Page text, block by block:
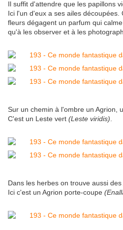
Il suffit d'attendre que les papillons
Ici l'un d'eux a ses ailes découpées.
fleurs dégagent un parfum qui
qu'à les observer et à les
Sur un chemin à l'ombre un Agrion,
C'est un Leste vert (Leste viridis)
Dans les herbes on trouve aussi des
Ici c'est un Agrion porte-coupe